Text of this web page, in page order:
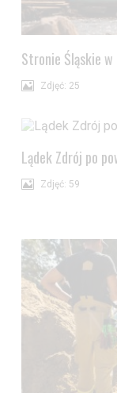
Stronie Śląskie
Zdjęć: 25
Lądek Zdrój po
Zdjęć: 59